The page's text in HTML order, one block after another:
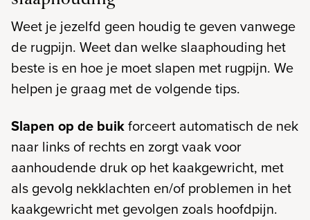
Weet je jezelfd geen houdig te geven vanwege
de rugpijn. Weet dan welke slaaphouding het
beste is en hoe je moet slapen met rugpijn. We
helpen je graag met de volgende tips.
Slapen op de buikforceert automatisch de nek
naar links of rechts en zorgt vaak voor
aanhoudende druk op het kaakgewricht, met
als gevolg nekklachten en/of problemen in het
kaakgewricht met gevolgen zoals hoofdpijn.